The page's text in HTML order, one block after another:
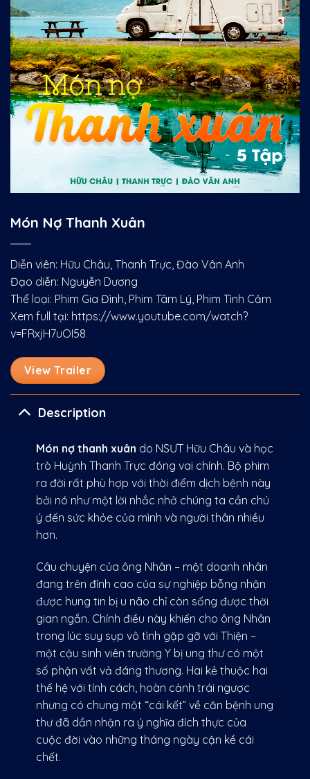
Món Nợ Thanh Xuân
Diễn viên: Hữu Châu, Thanh Trực, Đào Vân Anh
Đạo diễn: Nguyễn Dương
Thể loại: Phim Gia Đình, Phim Tâm Lý, Phim Tình Cảm
Xem full tại: https://www.youtube.com/watch?
v=FRxjH7uOI58
View Trailer
Description
Món nợ thanh xuân do NSƯT Hữu Châu và học
trò Huỳnh Thanh Trực đóng vai chính. Bộ phim
ra đời rất phù hợp với thời điểm dịch bệnh này
bởi nó như một lời nhắc nhở chúng ta cần chú
ý đến sức khỏe của mình và người thân nhiều
hơn.
Câu chuyện của ông Nhân – một doanh nhân
đang trên đỉnh cao của sự nghiệp bỗng nhận
được hung tin bị u não chỉ còn sống được thời
gian ngắn. Chính điều này khiến cho ông Nhân
trong lúc suy sụp vô tình gặp gỡ với Thiện –
một cậu sinh viên trường Y bị ung thư có một
số phận vất vả đáng thương. Hai kẻ thuộc hai
thế hệ với tính cách, hoàn cảnh trái ngược
nhưng có chung một “cái kết” về căn bệnh ung
thư đã dần nhận ra ý nghĩa đích thực của
cuộc đời vào những tháng ngày cận kề cái
chết.